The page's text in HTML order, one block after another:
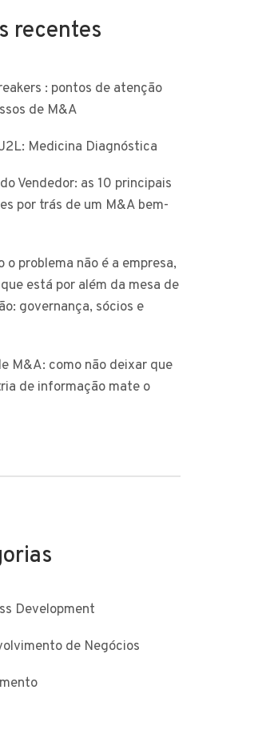
recentes
: pontos de atenção
de M&A
Medicina Diagnóstica
Vendedor: as 10 principais
por trás de um M&A bem-
o problema não é a empresa,
está por além da mesa de
governança, sócios e
M&A: como não deixar que
de informação mate o
Development
de Negócios